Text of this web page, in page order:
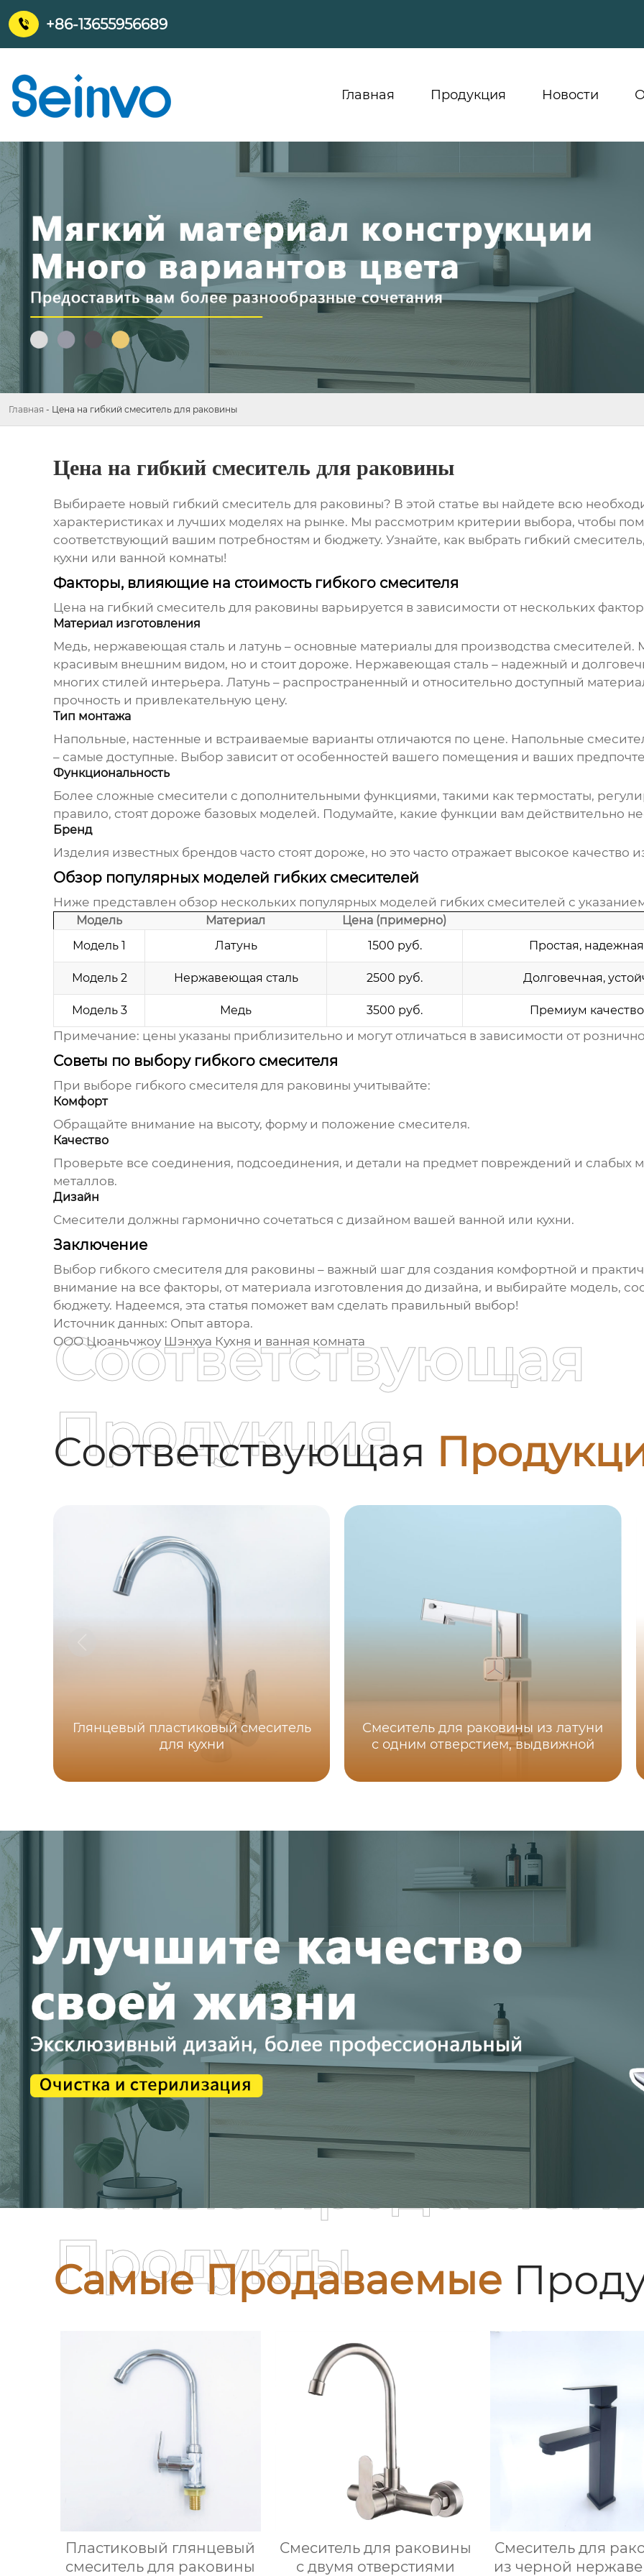
 +86-13655956689
Главная Продукция Новости
Главная - Цена на гибкий смеситель для раковины
Цена на гибкий смеситель для раковины
Выбираете новый гибкий смеситель для раковины? В этой статье вы найдете всю
характеристиках и лучших моделях на рынке. Мы рассмотрим критерии выбора, чтобы
соответствующий вашим потребностям и бюджету. Узнайте, как выбрать гибкий смеситель
кухни или ванной комнаты!
Факторы, влияющие на стоимость гибкого смесителя
Цена на гибкий смеситель для раковины варьируется в зависимости от нескольких
Материал изготовления
Медь, нержавеющая сталь и латунь – основные материалы для производства смесителей.
красивым внешним видом, но и стоит дороже. Нержавеющая сталь – надежный и
многих стилей интерьера. Латунь – распространенный и относительно доступный
прочность и привлекательную цену.
Тип монтажа
Напольные, настенные и встраиваемые варианты отличаются по цене. Напольные
– самые доступные. Выбор зависит от особенностей вашего помещения и ваших
Функциональность
Более сложные смесители с дополнительными функциями, такими как термостаты,
правило, стоят дороже базовых моделей. Подумайте, какие функции вам действительно
Бренд
Изделия известных брендов часто стоят дороже, но это часто отражает высокое качество
Обзор популярных моделей гибких смесителей
Ниже представлен обзор нескольких популярных моделей гибких смесителей с
Модель Материал
Цена (примерно)
Модель 1
Латунь 1500 руб. Простая,
Модель 2 Нержавеющая сталь 2500 руб. Долговечная,
Модель 3 Медь 3500 руб. Премиум
Примечание: цены указаны приблизительно и могут отличаться в зависимости от
Советы по выбору гибкого смесителя
При выборе гибкого смесителя для раковины учитывайте:
Комфорт
Обращайте внимание на высоту, форму и положение смесителя.
Качество
Проверьте все соединения, подсоединения, и детали на предмет повреждений и слабых
металлов.
Дизайн
Смесители должны гармонично сочетаться с дизайном вашей ванной или кухни.
Заключение
Выбор гибкого смесителя для раковины – важный шаг для создания комфортной и
внимание на все факторы, от материала изготовления до дизайна, и выбирайте модель,
бюджету. Надеемся, эта статья поможет вам сделать правильный выбор!
Источник данных: Опыт автора.
ООО Цюаньчжоу Шэнхуа Кухня и ванная комната
Соответствующая
Соответствующая
Продукция
Глянцевый пластиковый смеситель
для кухни
Смеситель для раковины из латуни
с одним отверстием, выдвижной
Самые Продаваемые
Самые
Продукты
Пластиковый глянцевый
смеситель для раковины
Смеситель для раковины
с двумя отверстиями
Смеситель для
из черной